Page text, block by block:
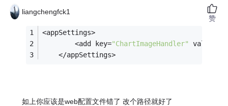
liangchengfck1
<appSettings>
		<add key=
"ChartImageHandler" value=
	</appSettings>
如上你应该是web配置文件错了 改个路径就好了
赞